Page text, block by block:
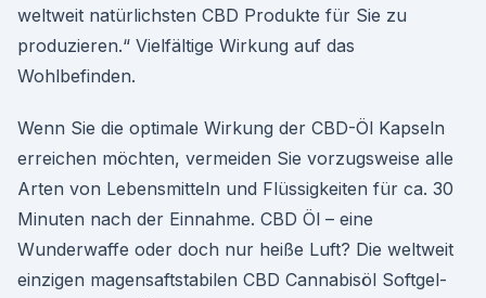
weltweit natürlichsten CBD Produkte für Sie zu
produzieren.“ Vielfältige Wirkung auf das
Wohlbefinden.
Wenn Sie die optimale Wirkung der CBD-Öl Kapseln
erreichen möchten, vermeiden Sie vorzugsweise alle
Arten von Lebensmitteln und Flüssigkeiten für ca. 30
Minuten nach der Einnahme. CBD Öl – eine
Wunderwaffe oder doch nur heiße Luft? Die weltweit
einzigen magensaftstabilen CBD Cannabisöl Softgel-